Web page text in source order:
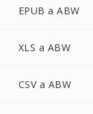
EPUB a ABW
XLS a ABW
CSV a ABW